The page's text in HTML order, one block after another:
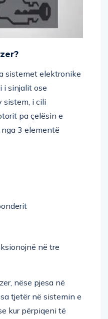
sistemet elektronike
i sinjalit ose
sistem, i cili
pa çelësin e
3 elementë
në tre
nëse pjesa në
tjetër në sistemin e
kur përpiqeni të